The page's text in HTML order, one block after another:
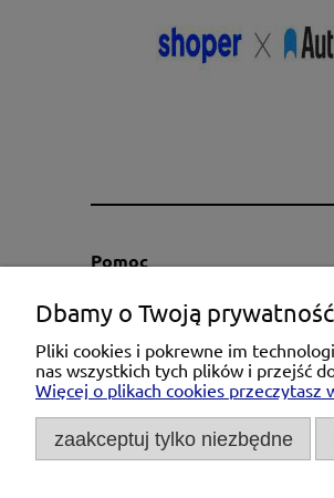
Pomoc
Regulaminy
Kontakt
Polityka prywatności
Zwroty i reklamacje
Informacja o cokies
Dbamy o Twoją prywatność
Pliki cookies i pokrewne im
nas wszystkich tych plików i przejść
Więcej o plikach cookies przeczytasz
zaakceptuj tylko niezbędne